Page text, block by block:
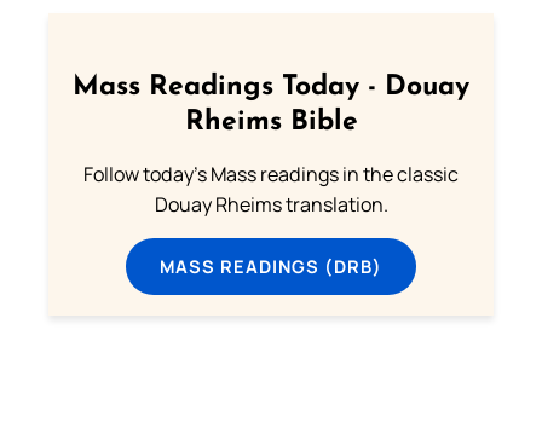
Mass Readings Today - Douay
Rheims Bible
Follow today's Mass readings in the classic
Douay Rheims translation.
MASS READINGS (DRB)